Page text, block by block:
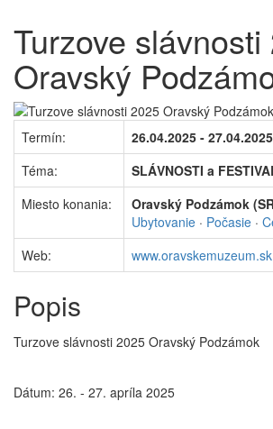
Turzove slávnosti
Oravský
Termín:
26.04.2025 - 27.04.2025
Téma:
SLÁVNOSTI a
Miesto konania:
Oravský Podzámok
Ubytovanie · Počasie ·
Web:
www.oravskemuzeum.sk
Popis
Turzove slávnosti 2025 Oravský Podzámok
Dátum: 26. - 27. apríla 2025